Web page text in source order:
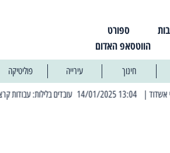
ספורט
הווטסאפ האדום
חינוך עירייה פוליטיקה